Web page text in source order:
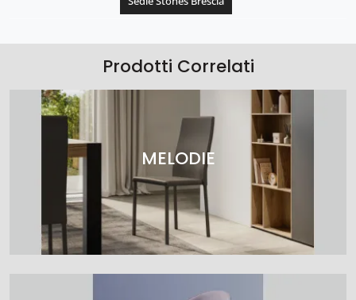
Prodotti Correlati
MELODIE